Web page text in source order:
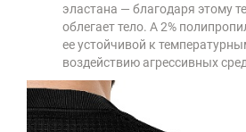
эластана — благодаря этому
облегает тело. А 2%
ее устойчивой к
воздействию агрессивных